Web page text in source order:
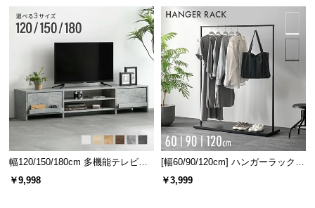
幅120/150/180cm 多機能テレビボ
ード 木目/石目調 オープン収納・
￥9,998
[幅60/90/120cm] ハンガーラック
スチール 4段階高さ調節 サイドフ
￥3,999